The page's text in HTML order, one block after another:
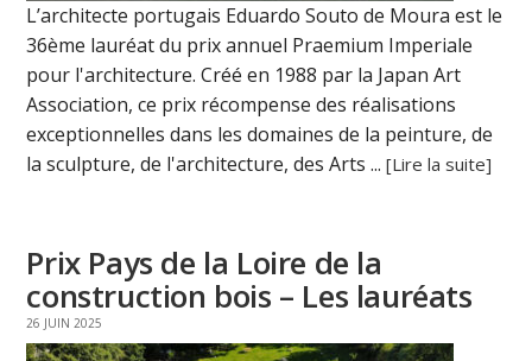
L’architecte portugais Eduardo Souto de Moura est le
36ème lauréat du prix annuel Praemium Imperiale
pour l'architecture. Créé en 1988 par la Japan Art
Association, ce prix récompense des réalisations
exceptionnelles dans les domaines de la peinture, de
la sculpture, de l'architecture, des Arts ...[Lire la suite]
Prix Pays de la Loire de la
construction bois – Les lauréats
26 JUIN 2025